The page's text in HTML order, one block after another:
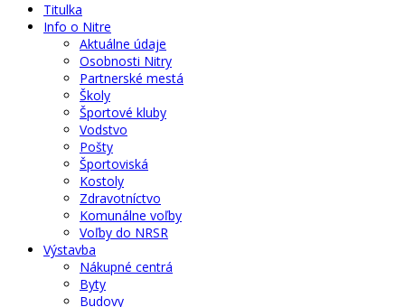
Titulka
Info o Nitre
Aktuálne údaje
Osobnosti Nitry
Partnerské mestá
Školy
Športové kluby
Vodstvo
Pošty
Športoviská
Kostoly
Zdravotníctvo
Komunálne voľby
Voľby do NRSR
Výstavba
Nákupné centrá
Byty
Budovy